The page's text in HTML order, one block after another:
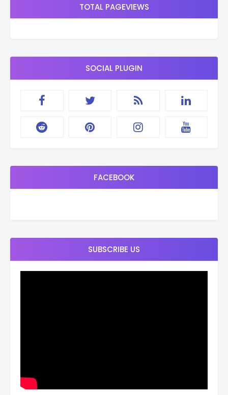
TOTAL PAGEVIEWS
SOCIAL PLUGIN
FACEBOOK
SUBSCRIBE US